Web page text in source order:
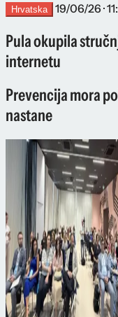
Hrvatska 19/06/26 ·
Pula okupila
internetu
Prevencija mora
nastane